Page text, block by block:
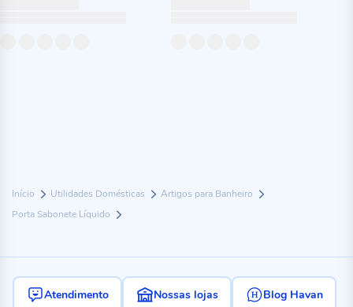
Início Utilidades Domésticas
Artigos para Banheiro
Porta Sabonete Líquido
Atendimento Nossas lojas Blog Havan